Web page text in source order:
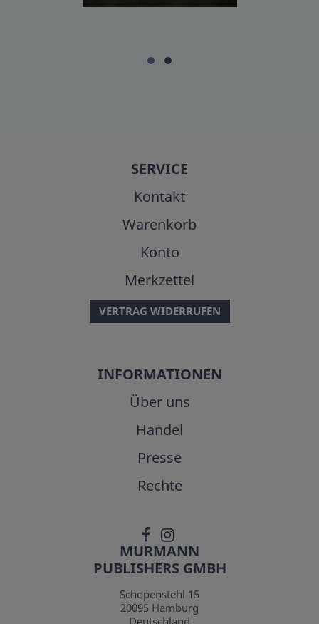
SERVICE
Kontakt
Warenkorb
Konto
Merkzettel
VERTRAG WIDERRUFEN
INFORMATIONEN
Über uns
Handel
Presse
Rechte
MURMANN
PUBLISHERS GMBH
Schopenstehl 15
20095 Hamburg